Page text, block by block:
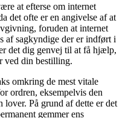
at efterse om internet
det ofte er en angivelse af at
foruden at internet
af sagkyndige der er indført i
det dig genvej til at få hjælp,
ved din bestilling.
omkring de mest vitale
ordren, eksempelvis den
På grund af dette er det
gemmer ens